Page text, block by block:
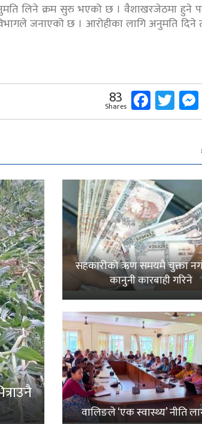
लिने क्रम सुरु भएको छ । वैशाखरजेठमा हुने
जनाएको छ । आरोहीका लागि अनुमति
83
Shares
सहकारीको ऋण समयमै चुक्ता
कानुनी कारबाही गरिने
वालिङले ‘एक स्वास्थ्य’ नीति